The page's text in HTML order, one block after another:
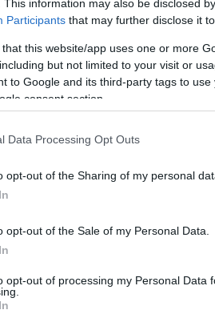
This information may also be disclosed
Participants that may further disclose it
that this website/app uses one or more
but not limited to your visit or
to Google and its third-party tags to
consent section.
Data Processing Opt Outs
opt-out of the Sharing of my personal
opt-out of the Sale of my Personal Data.
opt-out of processing my Personal Data
tényezők
bullish hangulathoz és
2024 második
fő hajtóereje a stratégiai
a hagyományos
az olyan mém érmék,
magas hozamú
és hatékony
ki a kereskedők és a
tőzsdéken (DEX-eken) és
történő bevezetéssel a